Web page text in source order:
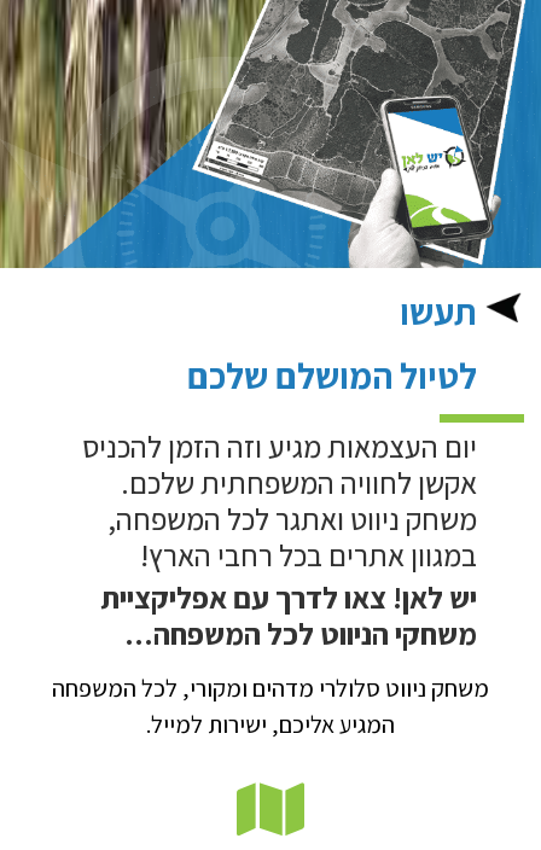
תעשו
לטיול המושלם שלכם
יום העצמאות מגיע וזה הזמן להכניס
אקשן לחוויה המשפחתית שלכם.
משחק ניווט ואתגר לכל המשפחה,
במגוון אתרים בכל רחבי הארץ!
יש לאן! צאו לדרך עם אפליקציית
משחקי הניווט לכל המשפחה…
משחק ניווט סלולרי מדהים ומקורי, לכל המשפחה
המגיע אליכם, ישירות למייל.